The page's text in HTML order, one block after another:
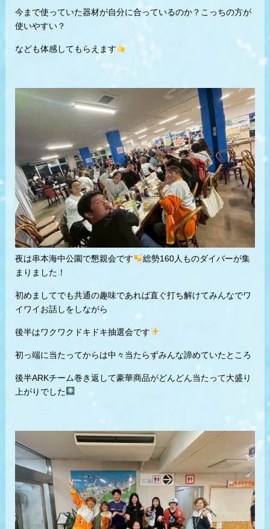
今まで使っていた器材が自分に合っているのか？こっちの方が
使いやすい？
なども体感してもらえます
夜は串本海中公園で懇親会です
総勢160人ものダイバーが集
まりました！
初めましてでも共通の趣味であれば直ぐ打ち解けてみんなでワ
イワイお話しをしながら
後半はワクワクドキドキ抽選会です
初っ端に当たってからは中々当たらずみんな諦めていたところ
後半ARKチーム巻き返して豪華商品がどんどん当たって大盛り
上がりでした